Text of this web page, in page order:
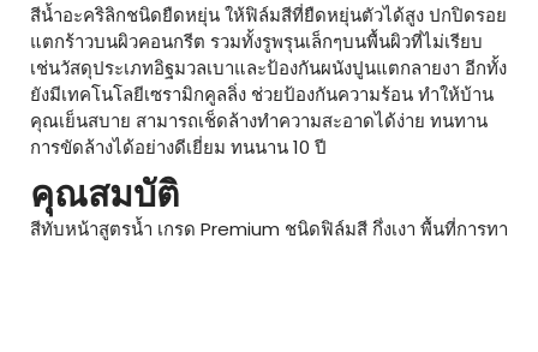
สีน้ำอะคริลิกชนิดยืดหยุ่น ให้ฟิล์มสีที่ยืดหยุ่นตัวได้สูง ปกปิดรอย
แตกร้าวบนผิวคอนกรีต รวมทั้งรูพรุนเล็กๆบนพื้นผิวที่ไม่เรียบ
เช่นวัสดุประเภทอิฐมวลเบาและป้องกันผนังปูนแตกลายงา อีกทั้ง
ยังมีเทคโนโลยีเซรามิกคูลลิ่ง ช่วยป้องกันความร้อน ทำให้บ้าน
คุณเย็นสบาย สามารถเช็ดล้างทำความสะอาดได้ง่าย ทนทาน
การขัดล้างได้อย่างดีเยี่ยม ทนนาน 10 ปี
คุณสมบัติ
สีทับหน้าสูตรน้ำ เกรด Premium ชนิดฟิล์มสี กึ่งเงา พื้นที่การทา